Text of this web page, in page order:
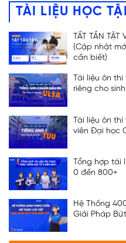
TÀI LIỆU HỌC
TẤT TẦN TẬT
(Cập nhật
cần biết)
Tài liệu ôn
riêng cho
Tài liệu ôn thi
viên Đại học
Tổng hợp tài
0 đến 800+
Hệ Thống
Giải Pháp
ĐĂNG